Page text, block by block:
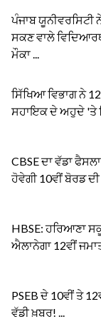
ਪੰਜਾਬ ਯੂਨੀਵਰਸਿਟੀ
ਸਕਣ ਵਾਲੇ
ਮੌਕਾ ...
ਸਿੱਖਿਆ ਵਿਭਾਗ ਨੇ
ਸਹਾਇਕ ਦੇ ਅਹੁਦੇ 'ਤੇ
CBSE ਦਾ ਵੱਡਾ
ਹੋਵੇਗੀ 10ਵੀਂ ਬੋਰਡ ਦੀ
HBSE: ਹਰਿਆਣਾ
ਐਲਾਨੇਗਾ 12ਵੀਂ ਜਮਾਤ
PSEB ਦੇ 10ਵੀਂ ਤੇ
ਵੱਡੀ ਖ਼ਬਰ! ...